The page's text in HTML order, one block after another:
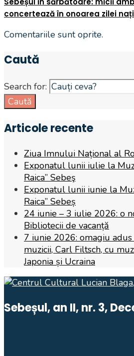
concertează în onoarea zilei
Comentariile sunt oprite.
Caută
Search for:
Caută
Articole recente
Ziua Imnului Național al
Exponatul lunii iulie la
Raica” Sebeş
Exponatul lunii iunie la
Raica” Sebeș
24 iunie – 3 iulie 2026: o
Bibliotecii de vacanță
7 iunie 2026: omagiu
muzicii, Carl Filtsch, cu
Japonia și Ucraina
Sebeșul, an II, nr. 3,